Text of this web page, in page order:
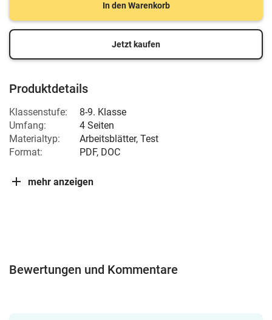
In den Warenkorb
Jetzt kaufen
Produktdetails
Klassenstufe:
8-9. Klasse
Umfang:
4 Seiten
Materialtyp:
Arbeitsblätter, Test
Format:
PDF, DOC
mehr anzeigen
Bewertungen und Kommentare